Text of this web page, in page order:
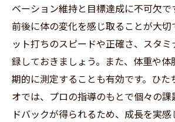
ベーション維持と目標達成に不可欠で
前後に体の変化を感じ取ることが大切
ット打ちのスピードや正確さ、スタ
録しておきましょう。また、体重や体
期的に測定することも有効です。ひた
オでは、プロの指導のもとで個々の課
ドバックが得られるため、成長を実